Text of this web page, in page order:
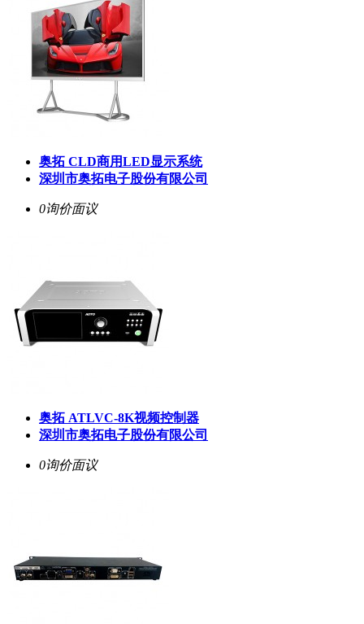
奥拓 CLD商用LED显示系统
深圳市奥拓电子股份有限公司
0询价面议
奥拓 ATLVC-8K视频控制器
深圳市奥拓电子股份有限公司
0询价面议